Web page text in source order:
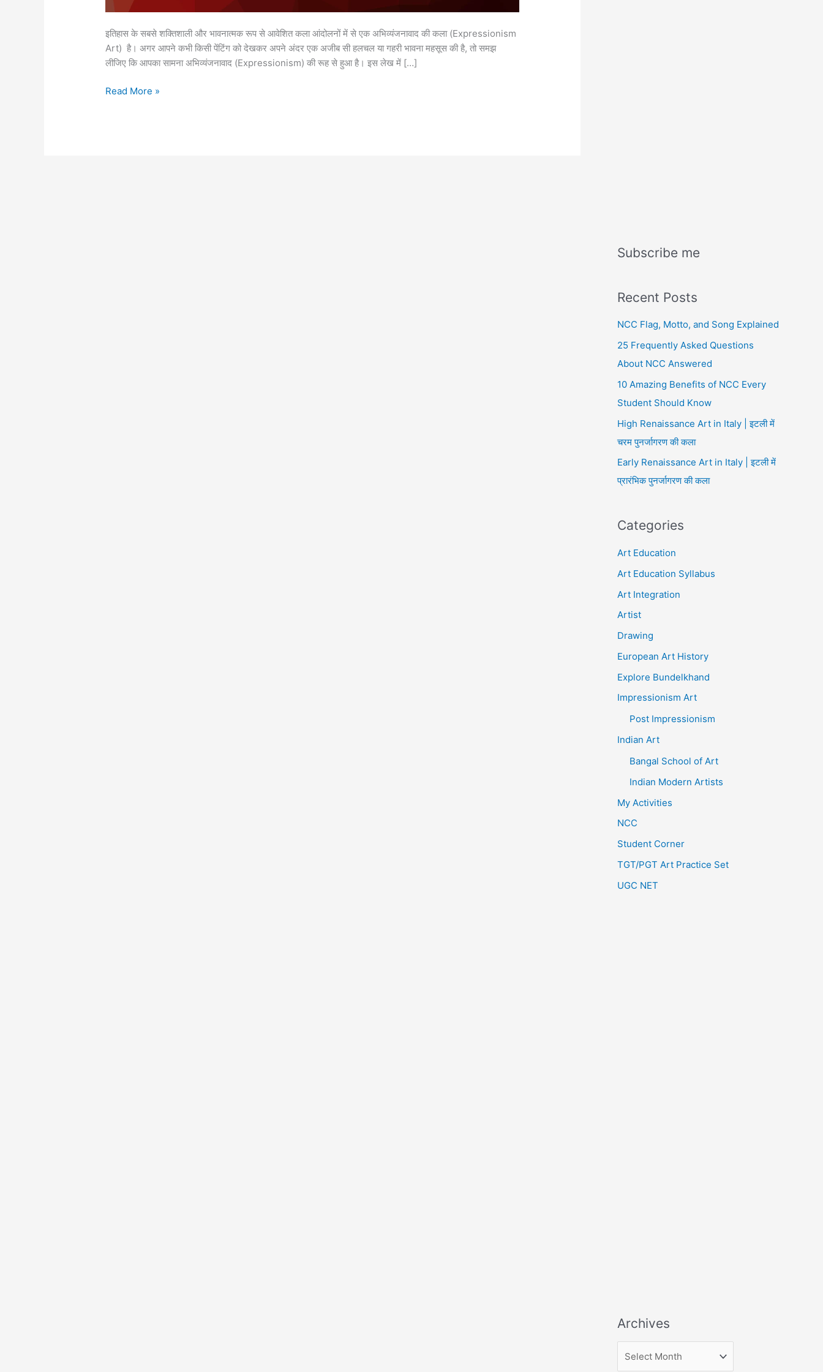
इतिहास के सबसे शक्तिशाली और भावनात्मक रूप से आवेशित कला आंदोलनों में से एक अभिव्यंजनावाद की कला (Expressionism
Art) है। अगर आपने कभी किसी पेंटिंग को देखकर अपने अंदर एक अजीब सी हलचल या गहरी भावना महसूस की है, तो समझ
लीजिए कि आपका सामना अभिव्यंजनावाद (Expressionism) की रूह से हुआ है। इस लेख में […]
Read More »
Subscribe me
Recent Posts
NCC Flag, Motto, and Song Explained
25 Frequently Asked Questions
About NCC Answered
10 Amazing Benefits of NCC Every
Student Should Know
High Renaissance Art in Italy | इटली में
चरम पुनर्जागरण की कला
Early Renaissance Art in Italy | इटली में
प्रारंभिक पुनर्जागरण की कला
Categories
Art Education
Art Education Syllabus
Art Integration
Artist
Drawing
European Art History
Explore Bundelkhand
Impressionism Art
Post Impressionism
Indian Art
Bangal School of Art
Indian Modern Artists
My Activities
NCC
Student Corner
TGT/PGT Art Practice Set
UGC NET
Archives